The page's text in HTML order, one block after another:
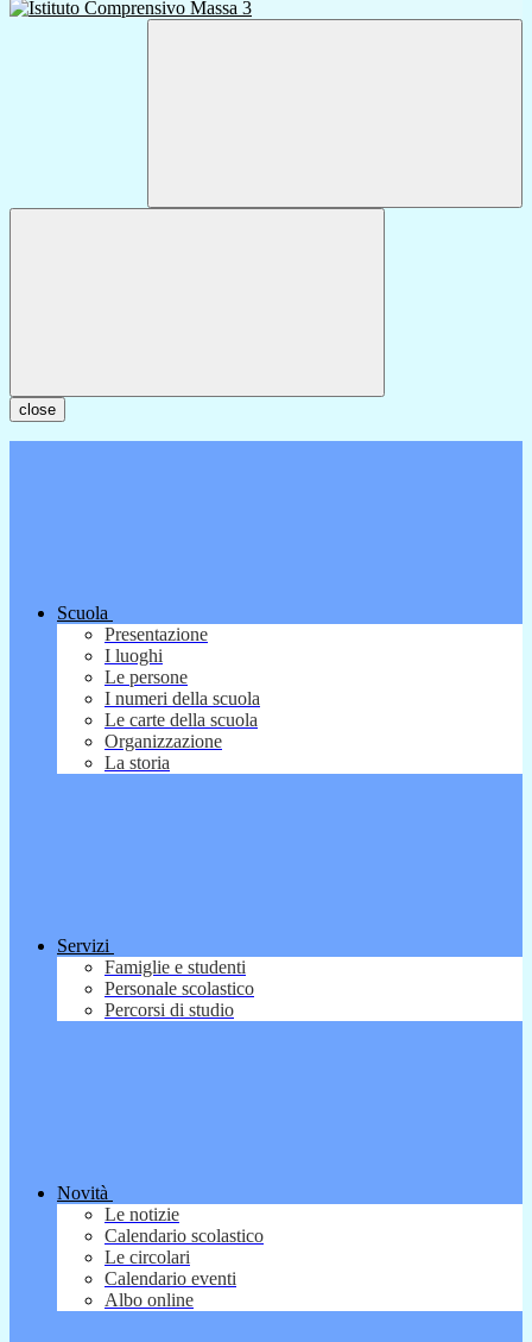
close
Scuola
Presentazione
I luoghi
Le persone
I numeri della scuola
Le carte della scuola
Organizzazione
La storia
Servizi
Famiglie e studenti
Personale scolastico
Percorsi di studio
Novità
Le notizie
Calendario scolastico
Le circolari
Calendario eventi
Albo online